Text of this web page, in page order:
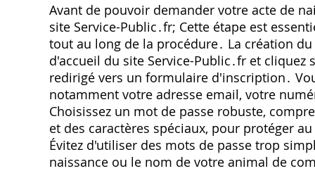
Avant de pouvoir demander votre acte de
site Service-Public․fr; Cette étape est
tout au long de la procédure․ La création
d'accueil du site Service-Public․fr et
redirigé vers un formulaire d'inscription․
notamment votre adresse email, votre
Choisissez un mot de passe robuste,
et des caractères spéciaux, pour protéger
Évitez d'utiliser des mots de passe trop
naissance ou le nom de votre animal de